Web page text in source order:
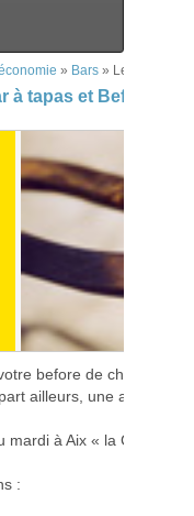
» Bars » Le Cha Do,
à tapas et Before –
before de choix pour
ailleurs, une
à Aix « la CHA DO
: